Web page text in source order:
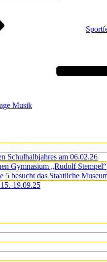
Musik
Schulhalbjahres am 06.02.26
Gymnasium „Rudolf Stempel“
5 besucht das Staatliche
19.09.25